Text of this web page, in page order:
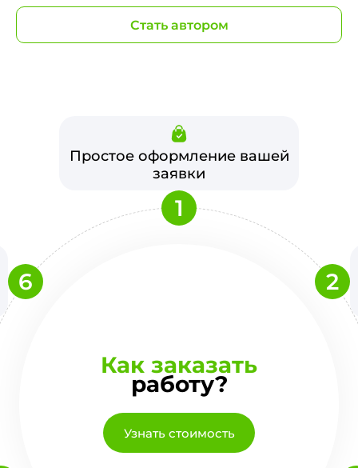
Стать автором
Как заказать
работу?
Узнать стоимость
Простое оформление вашей
заявки
1
2
6